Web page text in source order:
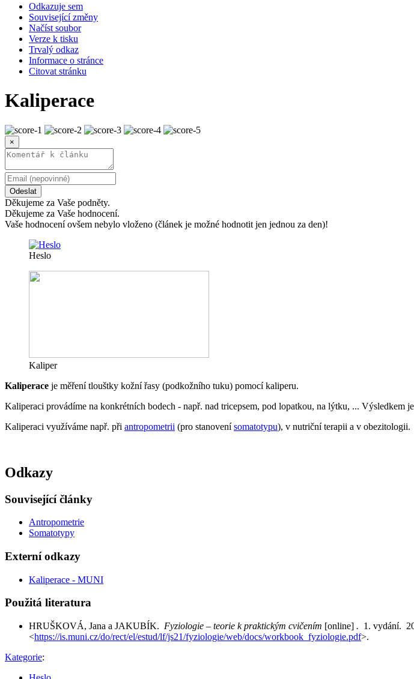
Odkazuje sem
Související změny
Načíst soubor
Verze k tisku
Trvalý odkaz
Informace o stránce
Citovat stránku
Kaliperace
×
Odeslat
Děkujeme za Vaše podněty.
Děkujeme za Vaše hodnocení.
Vaše hodnocení ovšem nebylo vloženo (článek je možné hodnotit jen jednou za den)!
Heslo
Kaliper
Kaliperace je měření tlouštky kožní řasy (podkožního tuku) pomocí kaliperu.
Kaliperaci provádíme na konkrétních bodech - např. nad tricepsem, pod lopatkou, na lýtku, ... Výsledkem
Kaliperaci využíváme např. při antropometrii (pro stanovenísomatotypu), v nutriční terapii a v obezitologii.
Odkazy
Související články
Antropometrie
Somatotypy
Externí odkazy
Kaliperace - MUNI
Použitá literatura
HRUŠKOVÁ, Jana a JAKUBÍK. Fyziologie – teorie k praktickým cvičením [online] . 1. vydání.
<https://is.muni.cz/do/rect/el/estud/lf/js21/fyziologie/web/docs/workbook_fyziologie.pdf>.
Kategorie: